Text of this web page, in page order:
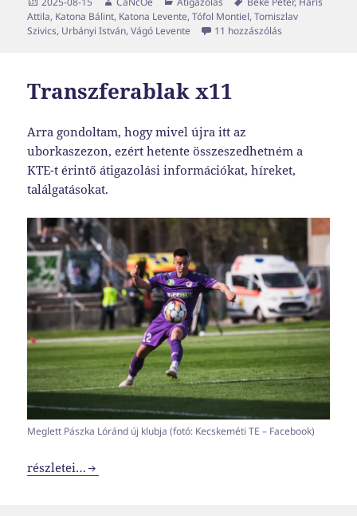
Attila, Katona Bálint, Katona Levente,Tófol Montiel,Tomiszlav
Szivics, Urbányi István,Vágó Levente 11 hozzászólás
Transzferablak x11
Arra gondoltam, hogy mivel újra itt az
uborkaszezon, ezért hetente összeszedhetném a
KTE-t érintő átigazolási információkat, híreket,
találgatásokat.
Meglett Pászka Lóránd új klubja (fotó: Kecskeméti TE – Facebook)
Transzferablak x11
részletei…